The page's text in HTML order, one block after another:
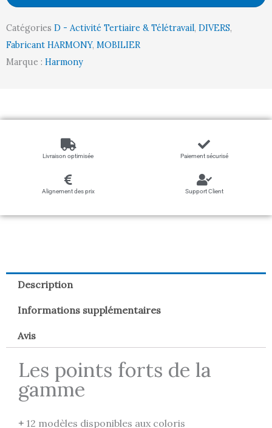
Catégories D - Activité Tertiaire & Télétravail, DIVERS,
Fabricant HARMONY, MOBILIER
Marque : Harmony
Livraison optimisée Paiement sécurisé
Alignement des prix Support Client
Description
Informations supplémentaires
Avis
Les points forts de la
gamme
+ 12 modèles disponibles aux coloris